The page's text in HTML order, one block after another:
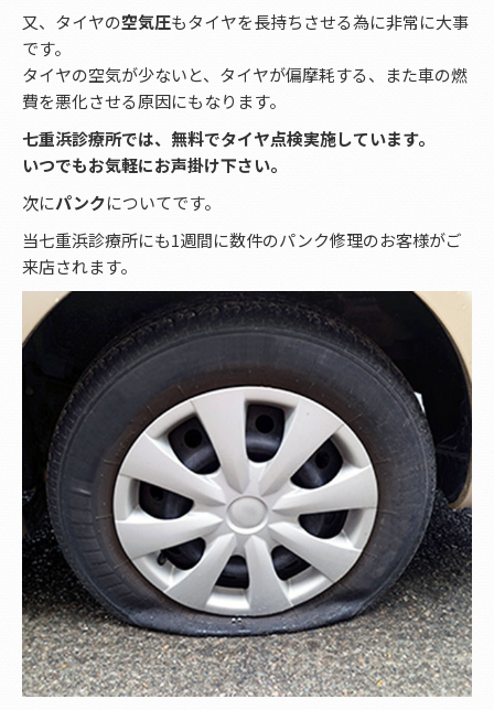
又、タイヤの空気圧もタイヤを長持ちさせる為に非常に大事
です。
タイヤの空気が少ないと、タイヤが偏摩耗する、また車の燃
費を悪化させる原因にもなります。
七重浜診療所では、無料でタイヤ点検実施しています。
いつでもお気軽にお声掛け下さい。
次にパンクについてです。
当七重浜診療所にも1週間に数件のパンク修理のお客様がご
来店されます。